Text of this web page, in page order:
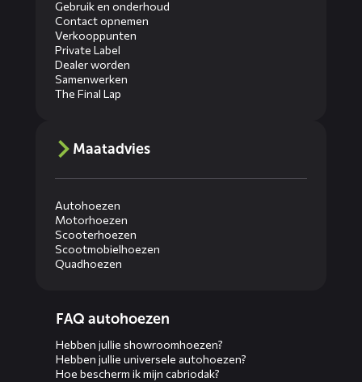
Gebruik en onderhoud
Contact opnemen
Verkooppunten
Private Label
Dealer worden
Samenwerken
The Final Lap
Maatadvies
Autohoezen
Motorhoezen
Scooterhoezen
Scootmobielhoezen
Quadhoezen
menusFAQ autohoezen
Hebben jullie showroomhoezen?
Hebben jullie universele autohoezen?
Hoe bescherm ik mijn cabriodak?